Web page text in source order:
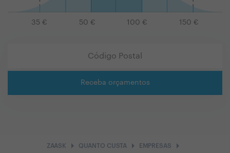
35 € 50 € 100 € 150 €
Receba orçamentos
ZAASK arrow_right QUANTO CUSTA arrow_right EMPRESAS arrow_right